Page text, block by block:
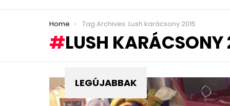
You are here:
Home Tag Archives: Lush karácsony 2015
LUSH KARÁCSONY
LEGÚJABBAK